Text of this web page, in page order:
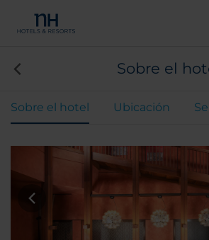
Sobre el
Sobre el hotel Ubicación